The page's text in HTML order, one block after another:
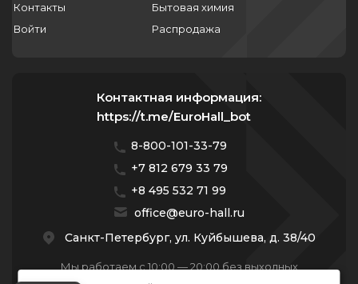
Контакты
Войти
Бытовая химия
Распродажа
Контактная информация:
https://t.me/EuroHall_bot
8-800-101-33-79
+7 812 679 33 79
+8 495 532 71 99
office@euro-hall.ru
Санкт-Петербург, ул. Куйбышева, д. 38/40
Мы работаем с 10:00 — 20:00 без выходных